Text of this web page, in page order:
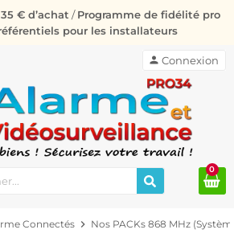
€ d’achat /Programme de fidélité pro
pour les installateurs
person Connexion
0
Connectés chevron_right Nos PACKs 868 MHz